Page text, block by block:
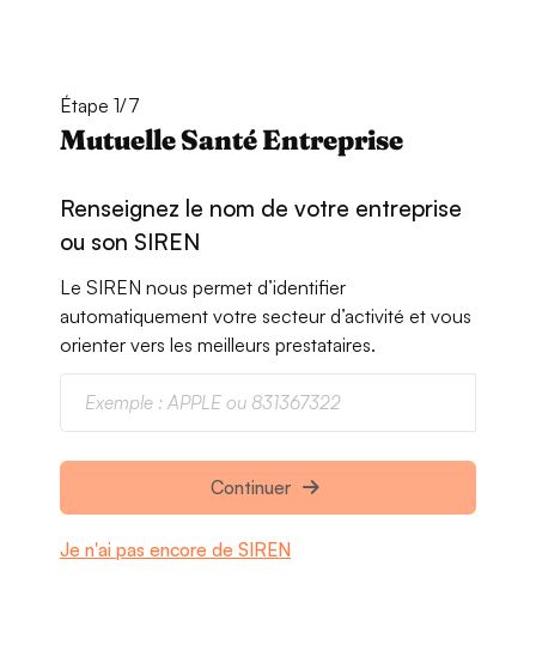
Étape 1/7
Mutuelle Santé Entreprise
Renseignez le nom de votre entreprise
ou son SIREN
Le SIREN nous permet d’identifier
automatiquement votre secteur d’activité et vous
orienter vers les meilleurs prestataires.
Continuer
Je n'ai pas encore de SIREN